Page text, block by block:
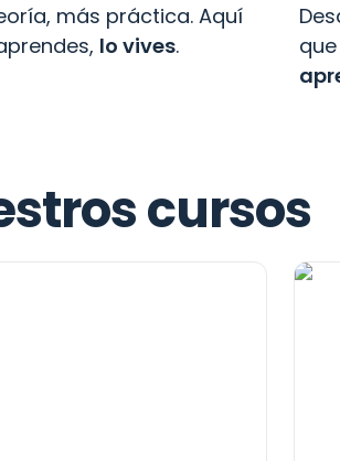
más práctica. Aquí
lo vives.
que
cursos